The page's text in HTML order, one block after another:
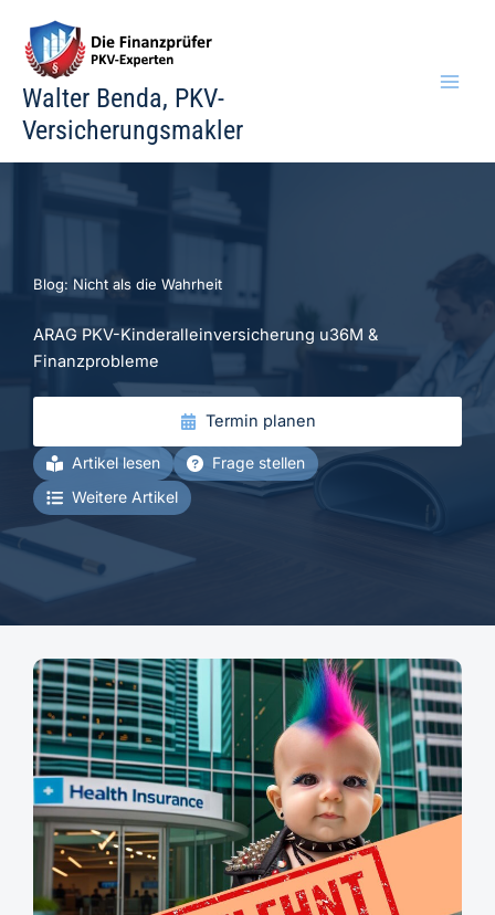
Inhalt
springen
Walter Benda, PKV-
Versicherungsmakler
Blog: Nicht als die Wahrheit
ARAG PKV-Kinderalleinversicherung u36M &
Finanzprobleme
Termin planen
Artikel lesen
Frage stellen
Weitere Artikel